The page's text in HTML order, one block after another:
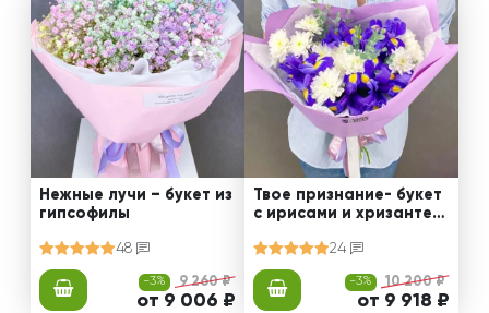
Нежные лучи – букет из
гипсофилы
48
-3% 9 260 ₽
от 9 006 ₽
Твое признание- букет
с ирисами и хризантем
24
-3% 10 200 ₽
от 9 918 ₽